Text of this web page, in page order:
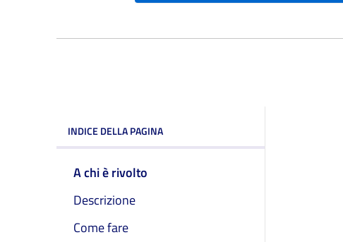
INDICE DELLA PAGINA
A chi è rivolto
Descrizione
Come fare